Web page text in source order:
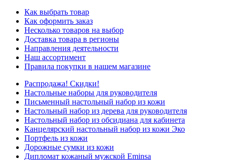
Как выбрать товар
Как оформить заказ
Несколько товаров на выбор
Доставка товара в регионы
Направления деятельности
Наш ассортимент
Правила покупки в нашем магазине
Распродажа! Скидки!
Настольные наборы для руководителя
Письменный настольный набор из кожи
Настольный набор из дерева для руководителя
Настольный набор из обсидиана для кабинета
Канцелярский настольный набор из кожи Эко
Портфель из кожи
Дорожные сумки из кожи
Дипломат кожаный мужской Eminsa